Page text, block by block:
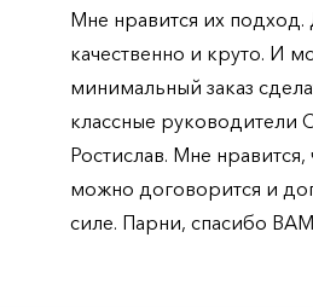
Мне нравится их подход.
качественно и круто. И
минимальный заказ
классные руководители
Ростислав. Мне нравится,
можно договорится и
силе. Парни, спасибо